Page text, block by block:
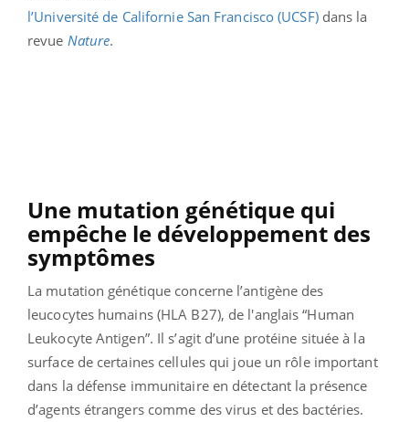
l’Université de Californie San Francisco (UCSF)dans la
revue Nature.
Une mutation génétique qui
empêche le développement des
symptômes
La mutation génétique concerne l’antigène des
leucocytes humains (HLA B27), de l'anglais “Human
Leukocyte Antigen”. Il s’agit d’une protéine située à la
surface de certaines cellules qui joue un rôle important
dans la défense immunitaire en détectant la présence
d’agents étrangers comme des virus et des bactéries.